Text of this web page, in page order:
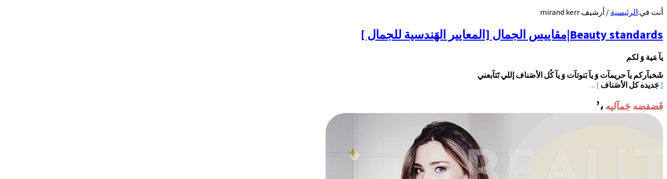
أنت في:الرئيسية / أرشيف mirand kerr
Beauty standards|مقاييس الجمال [المعايير الهَندسية للجمال ]
يآ مَية وَ لكم
شَخبآركم يآ حريمآت وَ يآ بَنوتآت وَ يآ كُل الأصَناف إللي تَتآبعني
[جَديده كل الأصَناف ] ..
فَضفضه جَمآليه ،’